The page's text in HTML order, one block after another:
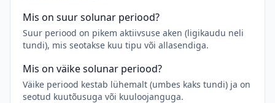
Mis on suur solunar periood?
Suur periood on pikem aktiivsuse aken (ligikaudu neli
tundi), mis seotakse kuu tipu või allasendiga.
Mis on väike solunar periood?
Väike periood kestab lühemalt (umbes kaks tundi) ja on
seotud kuutõusuga või kuuloojanguga.